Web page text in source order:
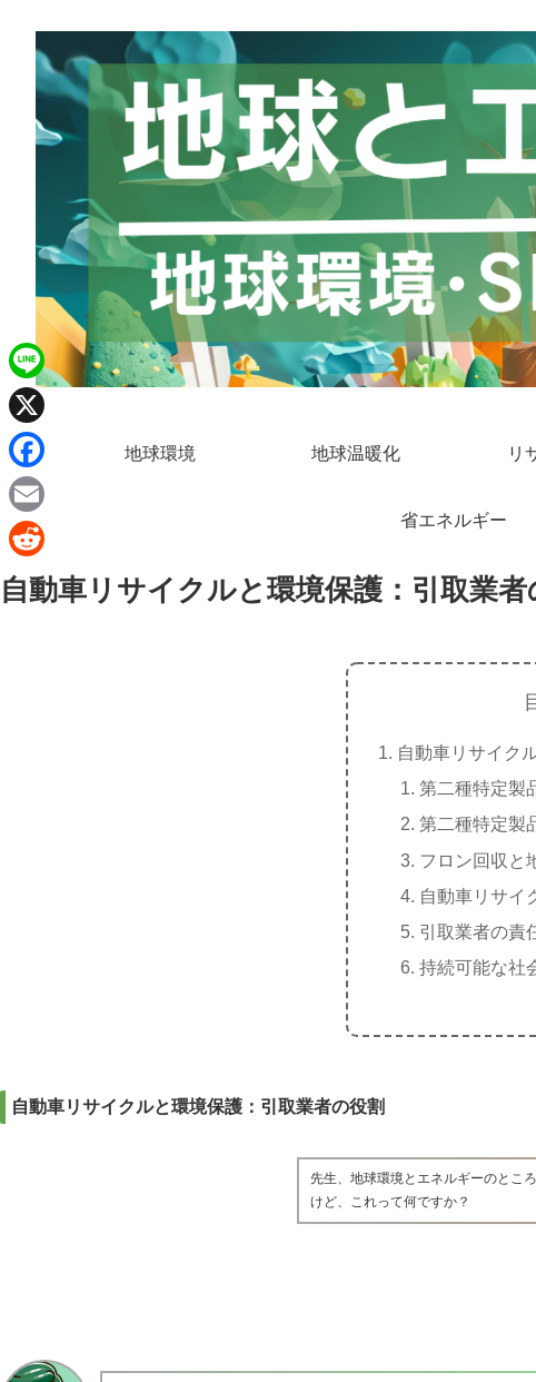
地球環境 地球温暖化 リ
省エネルギー
自動車リサイクルと環境保護：引取業者
自動車リサイク
第二種特定製
第二種特定製
フロン回収と
自動車リサイ
引取業者の責
持続可能な社
自動車リサイクルと環境保護：引取業者の役割
先生、地球環境とエネルギーのとこ
けど、これって何ですか？
L
n
e
X
F
a
c
e
E
a
R